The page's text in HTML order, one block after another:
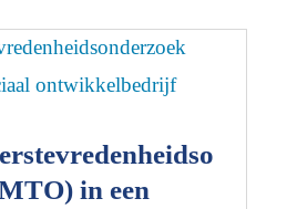
in een